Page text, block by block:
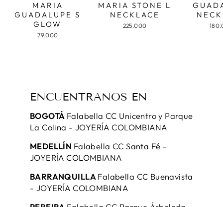
MARIA
GUADALUPE S
GLOW
79.000
MARIA STONE L
NECKLACE
225.000
ENCUENTRANOS EN
BOGOTÁ Falabella CC Unicentro y Parque
La Colina - JOYERÍA COLOMBIANA
MEDELLÍN Falabella CC Santa Fé -
JOYERÍA COLOMBIANA
BARRANQUILLA Falabella CC Buenavista
- JOYERÍA COLOMBIANA